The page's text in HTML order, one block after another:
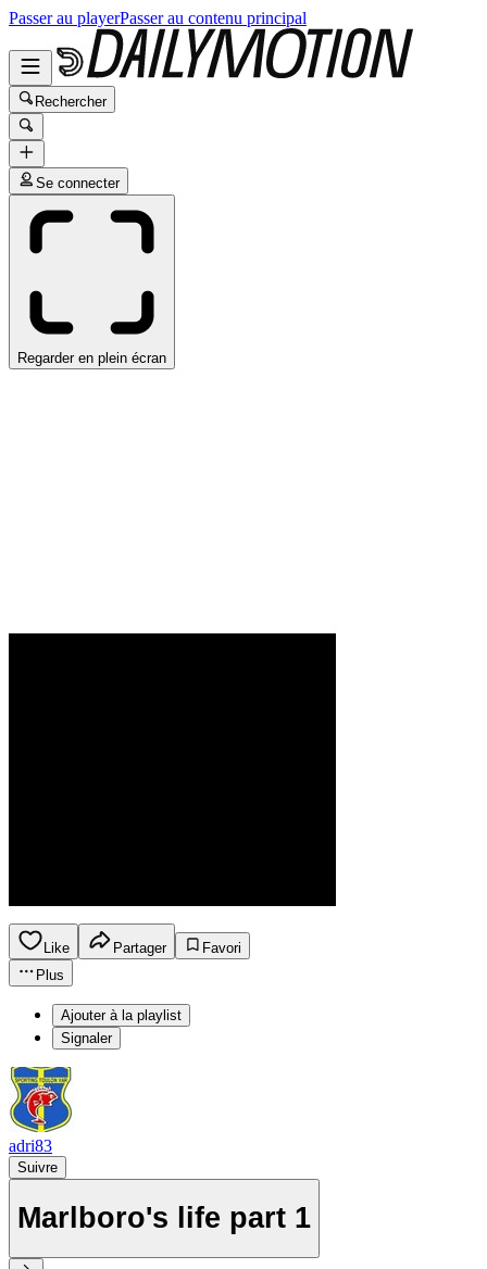
Passer au playerPasser au contenu principal
Rechercher
Se connecter
Regarder en plein écran
Like Partager
Favori
Plus
Ajouter à la playlist
Signaler
adri83
Suivre
Marlboro's life part 1